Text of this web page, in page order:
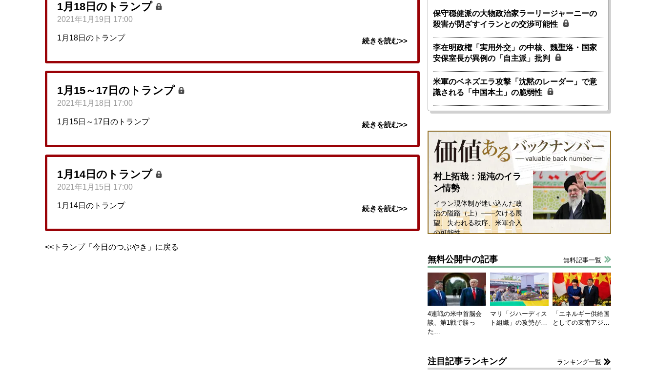
1月18日のトランプ
2021年1月19日 17:00
1月18日のトランプ 続きを読む>>
1月15～17日のトランプ
2021年1月18日 17:00
1月15日～17日のトランプ 続きを読む>>
1月14日のトランプ
2021年1月15日 17:00
1月14日のトランプ 続きを読む>>
<<トランプ「今日のつぶやき」に戻る
保守穏健派の大物政治家ラーリージャーニーの
殺害が閉ざすイランとの交渉可能性
李在明政権「実用外交」の中核、魏聖洛・国家
安保室長が異例の「自主派」批判
米軍のベネズエラ攻撃「沈黙のレーダー」で意
識される「中国本土」の脆弱性
村上拓哉：混沌のイラ
ン情勢
イラン現体制が迷い込んだ政
治の隘路（上）――欠ける展
望、失われる秩序、米軍介入
の可能性
無料公開中の記事 無料記事一覧
4連戦の米中首脳会
談、第1戦で勝っ
た…
マリ「ジハーディス
ト組織」の攻勢が…
「エネルギー供給国
としての東南アジ…
注目記事ランキング ランキング一覧